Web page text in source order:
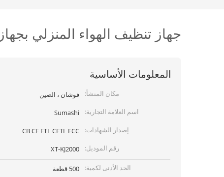
جهاز تنظيف الهواء المنزلي بجهاز التحكم عن بعد
المعلومات الأساسية
مكان المنشأ:
فوشان ، الصين
اسم العلامة التجارية:
Sumashi
إصدار الشهادات:
CB CE ETL CETL FCC
رقم الموديل:
XT-KJ2000
الحد الأدنى لكمية:
500 قطعة